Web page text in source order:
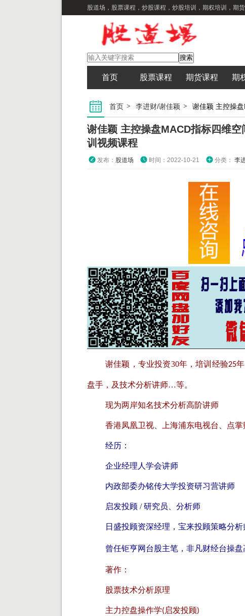
股道场，股票课程，炒股课程，炒股培训，期权培训，期
首页 股票课程 期货课程 期
首页 李进财/谢佳颖
谢佳颖 主控操盘MACD指标四维
训视频课程
发布： 股道场 时间：2022-10-21 分类： 李
谢佳颖，专业投资30年，培训经验25
盘手，及技术分析讲师…等。
现为两岸知名技术分析高阶讲师
香港凤凰卫视、上海浦东电视台、点
经历：
企业经理人学会讲师
内政部委办铭传大学投资研习营讲师
启发投顾 / 研究员、分析师
日盛投顾资深经理，宝来投顾策略分
曾任钜亨网台股主笔，非凡财经台操
著作：
股票技术分析原理
主力控盘操作学(启发投顾)